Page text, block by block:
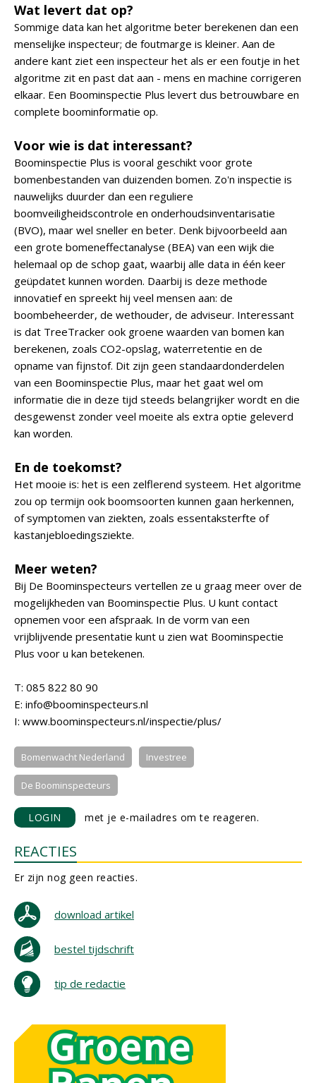
Wat levert dat op?
Sommige data kan het algoritme beter berekenen dan een
menselijke inspecteur; de foutmarge is kleiner. Aan de
andere kant ziet een inspecteur het als er een foutje in het
algoritme zit en past dat aan - mens en machine corrigeren
elkaar. Een Boominspectie Plus levert dus betrouwbare en
complete boominformatie op.
Voor wie is dat interessant?
Boominspectie Plus is vooral geschikt voor grote
bomenbestanden van duizenden bomen. Zo'n inspectie is
nauwelijks duurder dan een reguliere
boomveiligheidscontrole en onderhoudsinventarisatie
(BVO), maar wel sneller en beter. Denk bijvoorbeeld aan
een grote bomeneffectanalyse (BEA) van een wijk die
helemaal op de schop gaat, waarbij alle data in één keer
geüpdatet kunnen worden. Daarbij is deze methode
innovatief en spreekt hij veel mensen aan: de
boombeheerder, de wethouder, de adviseur. Interessant
is dat TreeTracker ook groene waarden van bomen kan
berekenen, zoals CO2-opslag, waterretentie en de
opname van fijnstof. Dit zijn geen standaardonderdelen
van een Boominspectie Plus, maar het gaat wel om
informatie die in deze tijd steeds belangrijker wordt en die
desgewenst zonder veel moeite als extra optie geleverd
kan worden.
En de toekomst?
Het mooie is: het is een zelflerend systeem. Het algoritme
zou op termijn ook boomsoorten kunnen gaan herkennen,
of symptomen van ziekten, zoals essentaksterfte of
kastanjebloedingsziekte.
Meer weten?
Bij De Boominspecteurs vertellen ze u graag meer over de
mogelijkheden van Boominspectie Plus. U kunt contact
opnemen voor een afspraak. In de vorm van een
vrijblijvende presentatie kunt u zien wat Boominspectie
Plus voor u kan betekenen.
T: 085 822 80 90
E: info@boominspecteurs.nl
I: www.boominspecteurs.nl/inspectie/plus/
Bomenwacht Nederland Investree
De Boominspecteurs
LOGIN met je e-mailadres om te reageren.
REACTIES
Er zijn nog geen reacties.
download artikel
bestel tijdschrift
tip de redactie